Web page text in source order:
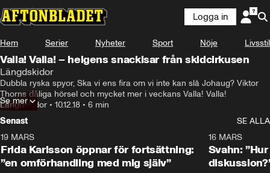
Logga in
Hem Serier Nyheter Sport Nöje Livsstil
Valla! Valla! – helgens snackisar från skidcirkusen
Längdskidor
Dubbla ryska spyor, Ska vi ens fira om vi inte kan slå Johaug? Viktor
Thorns dåliga hörsel och mycket mer i veckans Valla! Valla!
Längdskidor • 10.12.18 • 6 min
Se mer
Senast
SE ALLA
19 MARS
Frida Karlsson öppnar för fortsättning:
”en omförhandling med mig själv”
16 MARS
Svahn: